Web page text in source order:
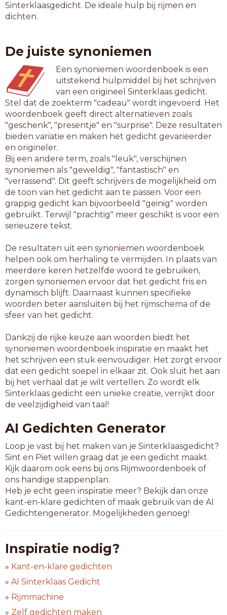
Sinterklaasgedicht. De ideale hulp bij rijmen en
dichten.
De juiste synoniemen
Een synoniemen woordenboek is een
uitstekend hulpmiddel bij het schrijven
van een origineel Sinterklaas gedicht.
Stel dat de zoekterm "cadeau" wordt ingevoerd. Het
woordenboek geeft direct alternatieven zoals
"geschenk", "presentje" en "surprise". Deze resultaten
bieden variatie en maken het gedicht gevarieerder
en origineler.
Bij een andere term, zoals "leuk", verschijnen
synoniemen als "geweldig", "fantastisch" en
"verrassend". Dit geeft schrijvers de mogelijkheid om
de toon van het gedicht aan te passen. Voor een
grappig gedicht kan bijvoorbeeld "geinig" worden
gebruikt. Terwijl "prachtig" meer geschikt is voor een
serieuzere tekst.
De resultaten uit een synoniemen woordenboek
helpen ook om herhaling te vermijden. In plaats van
meerdere keren hetzelfde woord te gebruiken,
zorgen synoniemen ervoor dat het gedicht fris en
dynamisch blijft. Daarnaast kunnen specifieke
woorden beter aansluiten bij het rijmschema of de
sfeer van het gedicht.
Dankzij de rijke keuze aan woorden biedt het
synoniemen woordenboek inspiratie en maakt het
het schrijven een stuk eenvoudiger. Het zorgt ervoor
dat een gedicht soepel in elkaar zit. Ook sluit het aan
bij het verhaal dat je wilt vertellen. Zo wordt elk
Sinterklaas gedicht een unieke creatie, verrijkt door
de veelzijdigheid van taal!
AI Gedichten Generator
Loop je vast bij het maken van je Sinterklaasgedicht?
Sint en Piet willen graag dat je een gedicht maakt.
Kijk daarom ook eens bij ons Rijmwoordenboek of
ons handige stappenplan.
Heb je echt geen inspiratie meer? Bekijk dan onze
kant-en-klare gedichten of maak gebruik van de AI
Gedichtengenerator. Mogelijkheden genoeg!
Inspiratie nodig?
» Kant-en-klare gedichten
» AI Sinterklaas Gedicht
» Rijmmachine
» Zelf gedichten maken